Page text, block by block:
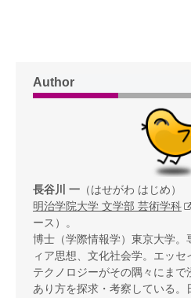
Author
長谷川 一 （はせがわ はじめ）
明治学院大学 文学部 芸術学科
ース）。
博士（学際情報学）東京大学
ィア思想、文化社会学。エッセ
テクノロジーがその隅々にま
あり方を探求・考察している。